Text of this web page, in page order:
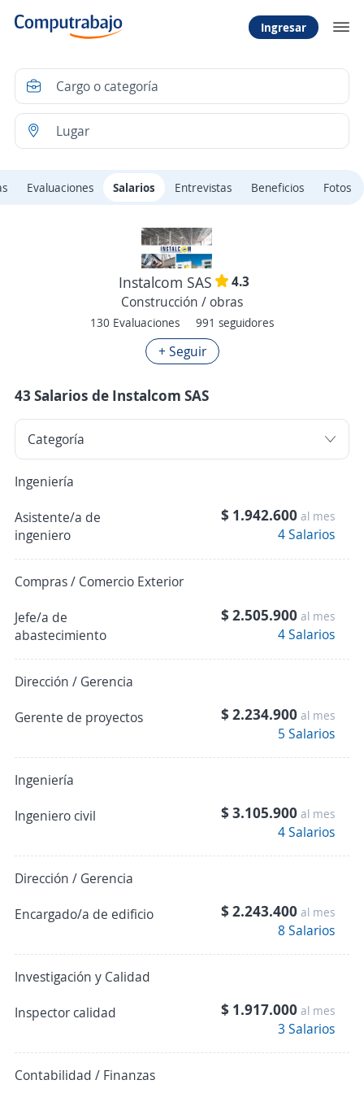
Ingresar
Evaluaciones Salarios Entrevistas Beneficios Fotos
Instalcom SAS
4.3
Construcción / obras
130 Evaluaciones 991 seguidores
+ Seguir
43 Salarios de Instalcom SAS
Ingeniería
Asistente/a de
ingeniero
$ 1.942.600 al mes
4 Salarios
Compras / Comercio Exterior
Jefe/a de
abastecimiento
$ 2.505.900 al mes
4 Salarios
Dirección / Gerencia
Gerente de proyectos
$ 2.234.900 al mes
5 Salarios
Ingeniería
Ingeniero civil
$ 3.105.900 al mes
4 Salarios
Dirección / Gerencia
Encargado/a de edificio
$ 2.243.400 al mes
8 Salarios
Investigación y Calidad
Inspector calidad
$ 1.917.000 al mes
3 Salarios
Contabilidad / Finanzas